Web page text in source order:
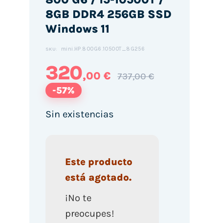
8GB DDR4 256GB SSD
Windows 11
SKU: mini.HP.800G6.10500T_8G256
320,00 € 737,00 €
-57%
Sin existencias
Este producto
está agotado.
¡No te
preocupes!